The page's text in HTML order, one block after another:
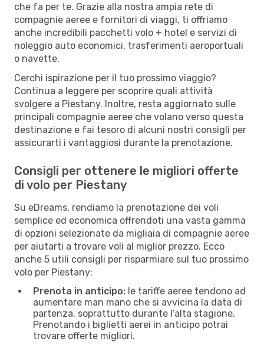
che fa per te. Grazie alla nostra ampia rete di
compagnie aeree e fornitori di viaggi, ti offriamo
anche incredibili pacchetti volo + hotel e servizi di
noleggio auto economici, trasferimenti aeroportuali
o navette.
Cerchi ispirazione per il tuo prossimo viaggio?
Continua a leggere per scoprire quali attività
svolgere a Piestany. Inoltre, resta aggiornato sulle
principali compagnie aeree che volano verso questa
destinazione e fai tesoro di alcuni nostri consigli per
assicurarti i vantaggiosi durante la prenotazione.
Consigli per ottenere le migliori offerte
di volo per Piestany
Su eDreams, rendiamo la prenotazione dei voli
semplice ed economica offrendoti una vasta gamma
di opzioni selezionate da migliaia di compagnie aeree
per aiutarti a trovare voli al miglior prezzo. Ecco
anche 5 utili consigli per risparmiare sul tuo prossimo
volo per Piestany:
Prenota in anticipo: le tariffe aeree tendono ad
aumentare man mano che si avvicina la data di
partenza, soprattutto durante l’alta stagione.
Prenotando i biglietti aerei in anticipo potrai
trovare offerte migliori.